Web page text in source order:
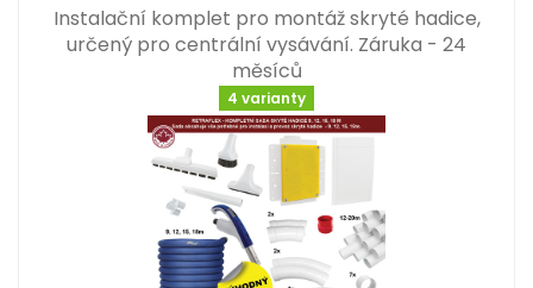
Instalační komplet pro montáž skryté hadice,
určený pro centrální vysávání. Záruka - 24
měsíců
4 varianty